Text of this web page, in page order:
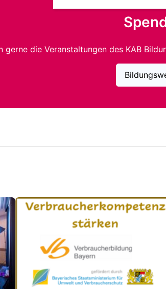
gerne die Veranstaltungen des KAB